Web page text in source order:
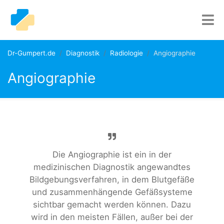
Dr-Gumpert.de Diagnostik Radiologie Angiographie
Angiographie
Die Angiographie ist ein in der
medizinischen Diagnostik angewandtes
Bildgebungsverfahren, in dem Blutgefäße
und zusammenhängende Gefäßsysteme
sichtbar gemacht werden können. Dazu
wird in den meisten Fällen, außer bei der